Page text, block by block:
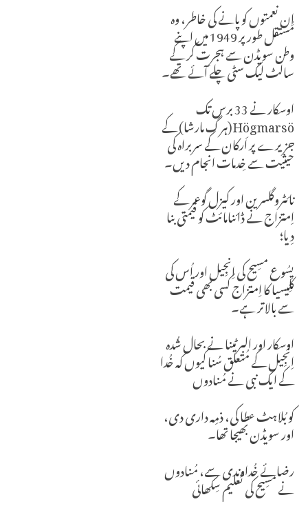
اِن نعمتوں کو پانے کی خاطر، وہ
مُستقل طور پر 1949 میں اپنے
وطن سویڈن سے ہجرت کر کے
سالٹ لیک سٹی چلے آئے تھے۔
اوسکار نے 33 برس تک
Högmarsö (ہرگ مارشا) کے
جزیرے پر اَرکان کے سربراہ کی
حیثیت سے خِدمات انجام دیں۔
نائٹروگلسرین اور کیزل گوعر کے
اِمتزاج نے ڈائنامائٹ کو قیمتی بنا
دِیا؛
یِسُوع مسِیح کی اِنجِیل اور اُس کی
کلِیسیا کا اِمتزاج کسی بھی قیمت
سے بالاتر ہے۔
اوسکار اور البرٹینا نے بحال شُدہ
اِنجِیل کے مُتعلق سُنا کیوں کہ خُدا
کے ایک نبی نے مُنادوں
کو بُلاہٹ عطا کی، ذمِہ داری دی،
اور سویڈن بھیجا تھا۔
رضائے خُداوندی سے، مُنادوں
نے مسِیح کی تعلیم سِکھائی